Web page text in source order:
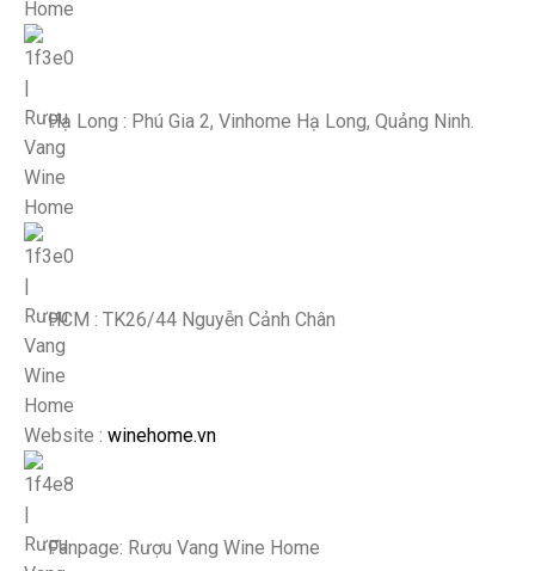
Hạ Long : Phú Gia 2, Vinhome Hạ Long, Quảng Ninh.
HCM : TK26/44 Nguyễn Cảnh Chân
Website : winehome.vn
Fanpage: Rượu Vang Wine Home